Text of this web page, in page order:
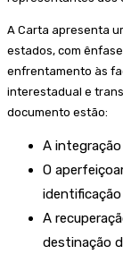
A Carta apresenta
estados, com
enfrentamento às
interestadual e
documento estão:
A
O
⁠A
destinação